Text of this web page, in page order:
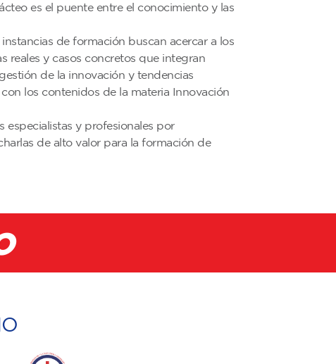
es el puente entre el conocimiento y las
de formación buscan acercar a los
reales y casos concretos que integran
de la innovación y tendencias
los contenidos de la materia Innovación
especialistas y profesionales por
de alto valor para la formación de